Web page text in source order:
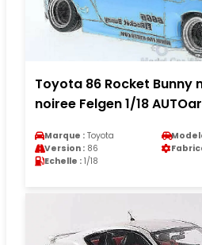
Toyota 86 Rocket Bunny
noiree Felgen 1/18
Marque : Toyota
Version : 86
Echelle : 1/18